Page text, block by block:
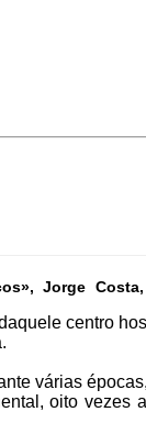
Jorge
centro
várias
oito